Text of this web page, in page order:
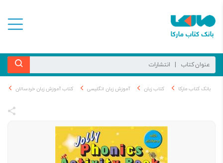
بانک کتاب مارکا کتاب زبان آموزش زبان انگلیسی کتاب آموزش زبان خردسالان